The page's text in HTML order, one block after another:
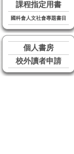
課程指定用書
國科會人文社會專題書目
個人書房
校外讀者申請